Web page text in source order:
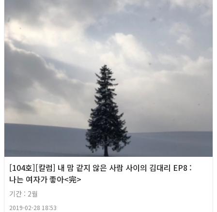
[104호][칼럼] 내 맘 같지 않은 사람 사이의 김대리 EP8 :
나는 여자가 좋아<完>
기간 : 2월
2019-02-28 18:53